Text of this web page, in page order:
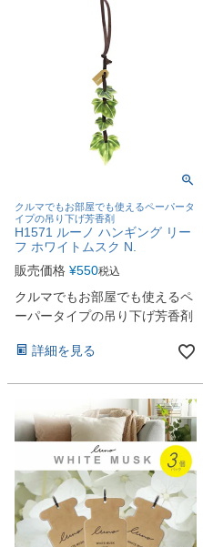
クルマでもお部屋でも使えるペーパータ
イプの吊り下げ芳香剤
H1571 ルーノ ハンギング リー
フ ホワイトムスク N.
販売価格 ¥550税込
クルマでもお部屋でも使えるペ
ーパータイプの吊り下げ芳香剤
詳細を見る